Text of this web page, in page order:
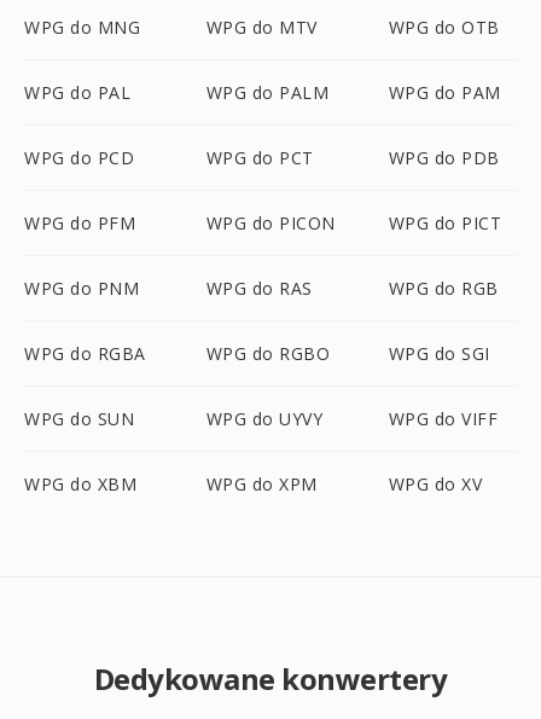
WPG do MNG WPG do MTV WPG do OTB
WPG do PAL WPG do PALM WPG do PAM
WPG do PCD WPG do PCT WPG do PDB
WPG do PFM WPG do PICON WPG do PICT
WPG do PNM WPG do RAS WPG do RGB
WPG do RGBA WPG do RGBO WPG do SGI
WPG do SUN WPG do UYVY WPG do VIFF
WPG do XBM WPG do XPM WPG do XV
Dedykowane konwertery